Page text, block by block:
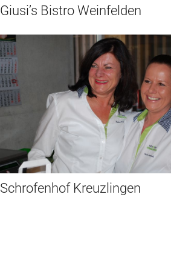
Giusi’s Bistro Weinfelden
Schrofenhof Kreuzlingen